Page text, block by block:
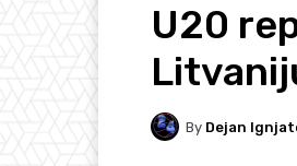
U20
By Dejan